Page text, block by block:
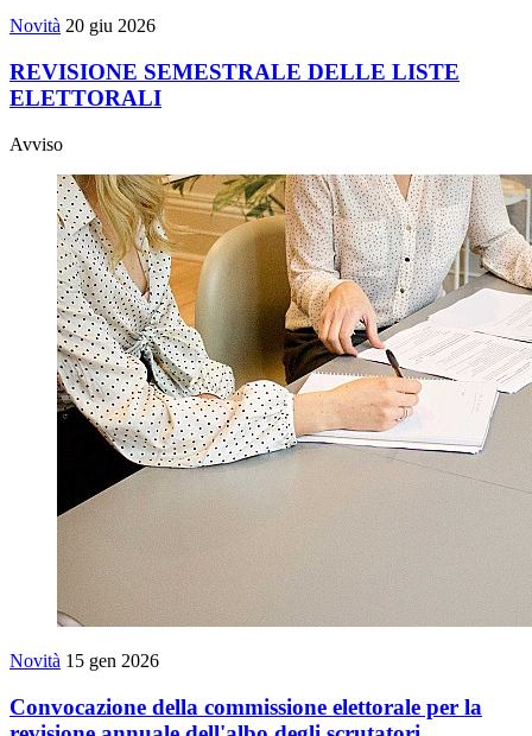
Novità 20 giu 2026
REVISIONE SEMESTRALE DELLE LISTE
ELETTORALI
Avviso
Novità 15 gen 2026
Convocazione della commissione elettorale per la